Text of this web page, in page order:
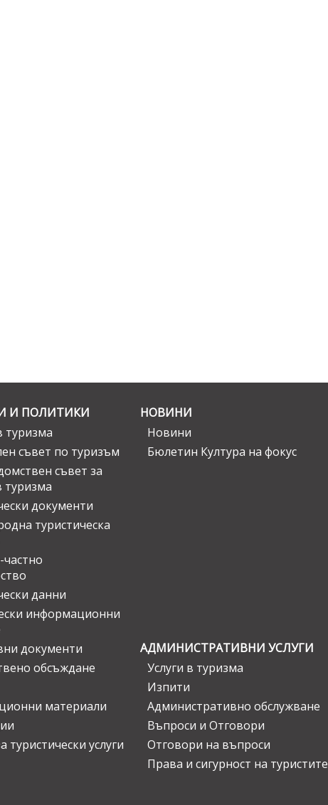
И ПОЛИТИКИ
туризма
съвет по туризъм
съвет за
туризма
документи
туристическа
данни
информационни
документи
обсъждане
материали
туристически услуги
НОВИНИ
Новини
Бюлетин Култура на фокус
АДМИНИСТРАТИВНИ УСЛУГИ
Услуги в туризма
Изпити
Административно обслужване
Въпроси и Отговори
Отговори на въпроси
Права и сигурност на туристите